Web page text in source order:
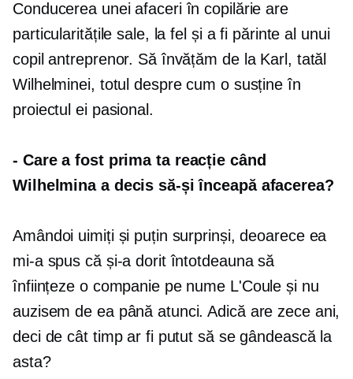
Conducerea unei afaceri în copilărie are
particularitățile sale, la fel și a fi părinte al unui
copil antreprenor. Să învățăm de la Karl, tatăl
Wilhelminei, totul despre cum o susține în
proiectul ei pasional.
- Care a fost prima ta reacție când
Wilhelmina a decis să-și înceapă afacerea?
Amândoi uimiți și puțin surprinși, deoarece ea
mi-a spus că și-a dorit întotdeauna să
înființeze o companie pe nume L'Coule și nu
auzisem de ea până atunci. Adică are zece ani,
deci de cât timp ar fi putut să se gândească la
asta?